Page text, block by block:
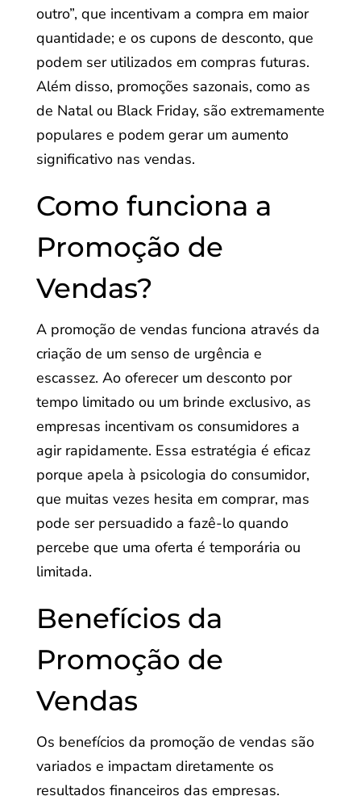
outro”, que incentivam a compra em maior
quantidade; e os cupons de desconto, que
podem ser utilizados em compras futuras.
Além disso, promoções sazonais, como as
de Natal ou Black Friday, são extremamente
populares e podem gerar um aumento
significativo nas vendas.
Como funciona a
Promoção de
Vendas?
A promoção de vendas funciona através da
criação de um senso de urgência e
escassez. Ao oferecer um desconto por
tempo limitado ou um brinde exclusivo, as
empresas incentivam os consumidores a
agir rapidamente. Essa estratégia é eficaz
porque apela à psicologia do consumidor,
que muitas vezes hesita em comprar, mas
pode ser persuadido a fazê-lo quando
percebe que uma oferta é temporária ou
limitada.
Benefícios da
Promoção de
Vendas
Os benefícios da promoção de vendas são
variados e impactam diretamente os
resultados financeiros das empresas.